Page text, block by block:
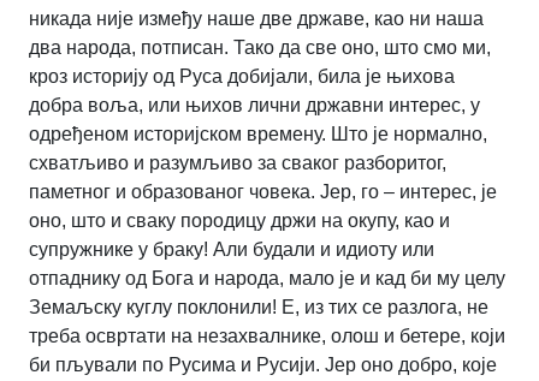
никада није између наше две државе, као ни наша
два народа, потписан. Тако да све оно, што смо ми,
кроз историју од Руса добијали, била је њихова
добра воља, или њихов лични државни интерес, у
одређеном историјском времену. Што је нормално,
схватљиво и разумљиво за сваког разборитог,
паметног и образованог човека. Јер, го – интерес, је
оно, што и сваку породицу држи на окупу, као и
супружнике у браку! Али будали и идиоту или
отпаднику од Бога и народа, мало је и кад би му целу
Земаљску куглу поклонили! Е, из тих се разлога, не
треба освртати на незахвалнике, олош и бетере, који
би пљували по Русима и Русији. Јер оно добро, које